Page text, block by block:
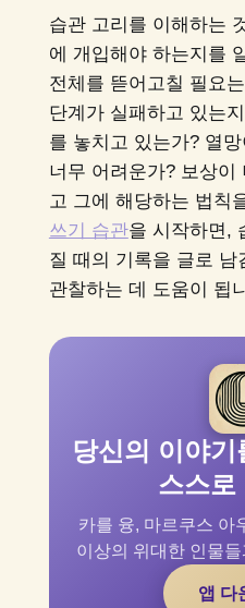
습관 고리를 이해하는
에 개입해야 하는지를
전체를 뜯어고칠 필요
단계가 실패하고 있는
를 놓치고 있는가? 열
너무 어려운가? 보상이
고 그에 해당하는 법칙
쓰기 습관을 시작하면,
질 때의 기록을 글로 남
관찰하는 데 도움이 됩
당신의 이야
스스로
카를 융, 마르쿠스 아
이상의 위대한 인물
앱 다